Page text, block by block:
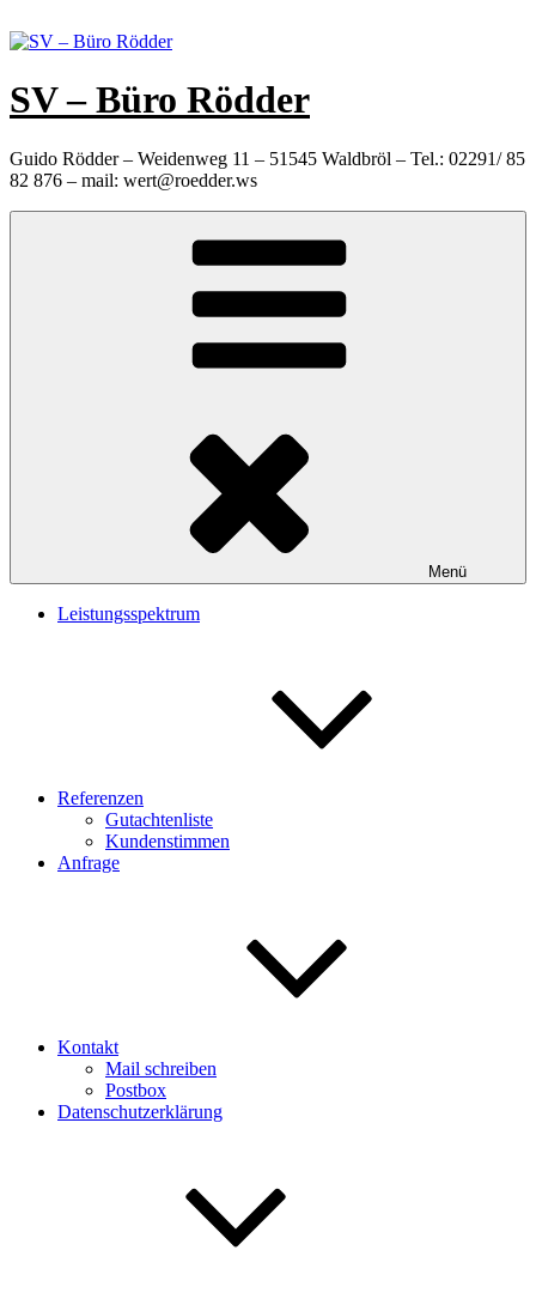
Inhalt
SV – Büro Rödder
Guido Rödder – Weidenweg 11 – 51545 Waldbröl – Tel.: 02291/ 85
82 876 – mail: wert@roedder.ws
Menü
Leistungsspektrum
Referenzen
Gutachtenliste
Kundenstimmen
Anfrage
Kontakt
Mail schreiben
Postbox
Datenschutzerklärung